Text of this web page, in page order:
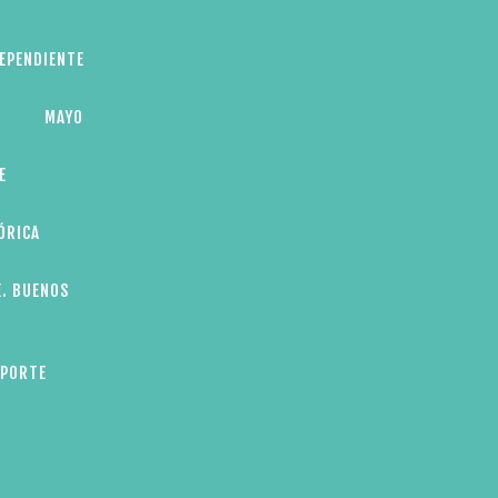
MAYO
BUENOS